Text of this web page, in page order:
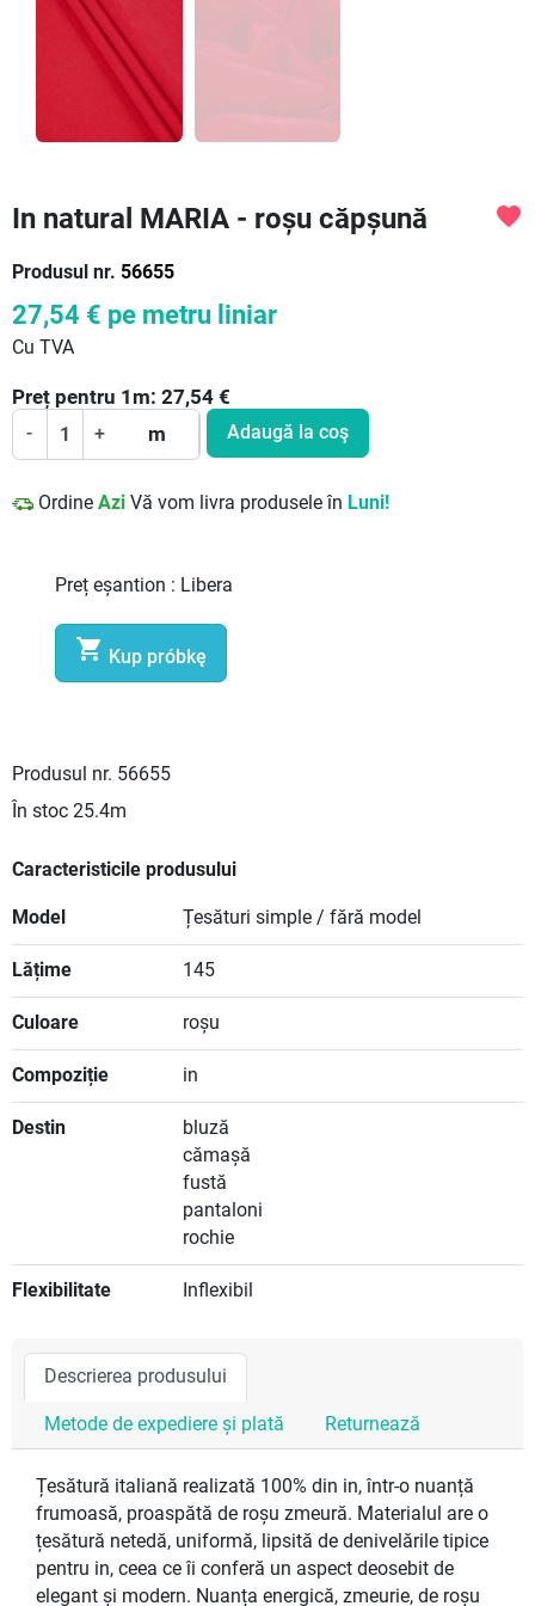
In natural MARIA - roșu căpșună
Produsul nr. 56655
favorite
27,54 € pe metru liniar
Cu TVA
Preț pentru 1 m: 27,54 €
- + m Adaugă la coş
Ordine Azi Vă vom livra produsele în Luni!
Preț eșantion : Libera
 Kup próbkę
Produsul nr. 56655
În stoc 25.4m
Caracteristicile produsului
Model Țesături simple / fără model
Lățime 145
Culoare roșu
Compoziție in
Destin
bluză
cămașă
fustă
pantaloni
rochie
Flexibilitate Inflexibil
Descrierea produsului
Metode de expediere și plată Returnează
Țesătură italiană realizată 100% din in, într-o nuanță
frumoasă, proaspătă de roșu zmeură. Materialul are o
țesătură netedă, uniformă, lipsită de denivelările tipice
pentru in, ceea ce îi conferă un aspect deosebit de
elegant și modern. Nuanța energică, zmeurie, de roșu